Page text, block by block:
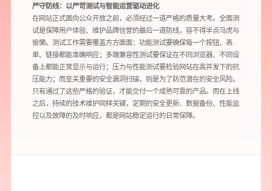
严守防线：以严苛测试与智能运营驱动进化
在网站正式面向公众开放之前，必须经过一道严格的质量大考。全面测
试是保障用户体验、维护品牌信誉的最后一道防线，容不得半点马虎与
偷懒。测试工作需要覆盖方方面面：功能测试要确保每一个按钮、表
单、链接都能准确响应；多端兼容性测试要保证在不同浏览器、不同设
备上都能正常显示与运行；压力与性能测试要检验网站在高并发下的抗
压能力；而至关重要的安全漏洞扫描，则是为了防范潜在的安全风险。
只有通过了这些严格的验证，才能交付一个成熟可靠的产品。而在上线
之后，持续的技术维护同样关键，定期的安全更新、数据备份、性能监
控以及故障的及时响应，都是网站稳定运行的日常保障。